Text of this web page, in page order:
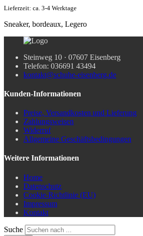
Lieferzeit: ca. 3-4 Werktage
Sneaker, bordeaux, Legero
Steinweg 10 · 07607 Eisenberg
Telefon: 036691 43494
kontakt@schuhe-eisenberg.de
Kunden-Informationen
Preise, Versandkosten und Lieferung
Zahlungsweisen
Widerruf
Allgemeine Geschäftsbedingungen
Weitere Informationen
Home
Datenschutz
Cookie-Richtlinie (EU)
Impressum
Kontakt
Suche